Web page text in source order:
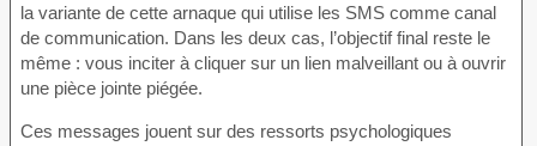
la variante de cette arnaque qui utilise les SMS comme canal
de communication. Dans les deux cas, l’objectif final reste le
même : vous inciter à cliquer sur un lien malveillant ou à ouvrir
une pièce jointe piégée.
Ces messages jouent sur des ressorts psychologiques